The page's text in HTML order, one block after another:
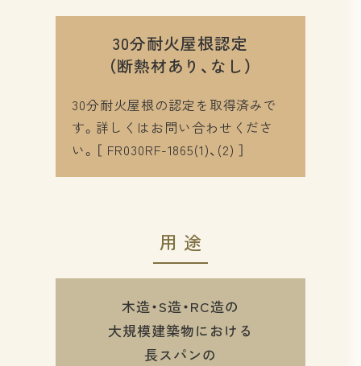
30分耐火屋根認定
（断熱材あり、なし）
30分耐火屋根の認定を取得済みで
す。詳しくはお問い合わせくださ
い。［ FR030RF-1865(1)、(2) ］
用途
木造・S造・RC造の
大規模建築物における
長スパンの